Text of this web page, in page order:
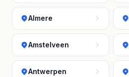
Almere
Amstelveen
Antwerpen